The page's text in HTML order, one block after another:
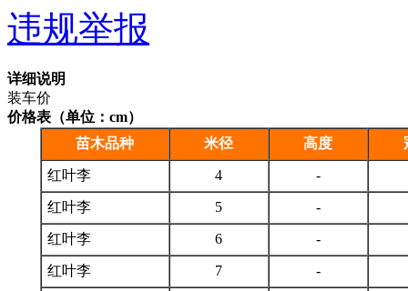
详细说明
装车价
价格表（单位：cm）
苗木品种
米径 高度
红叶李 4 -
红叶李 5 -
红叶李 6 -
红叶李 7 -
违规举报